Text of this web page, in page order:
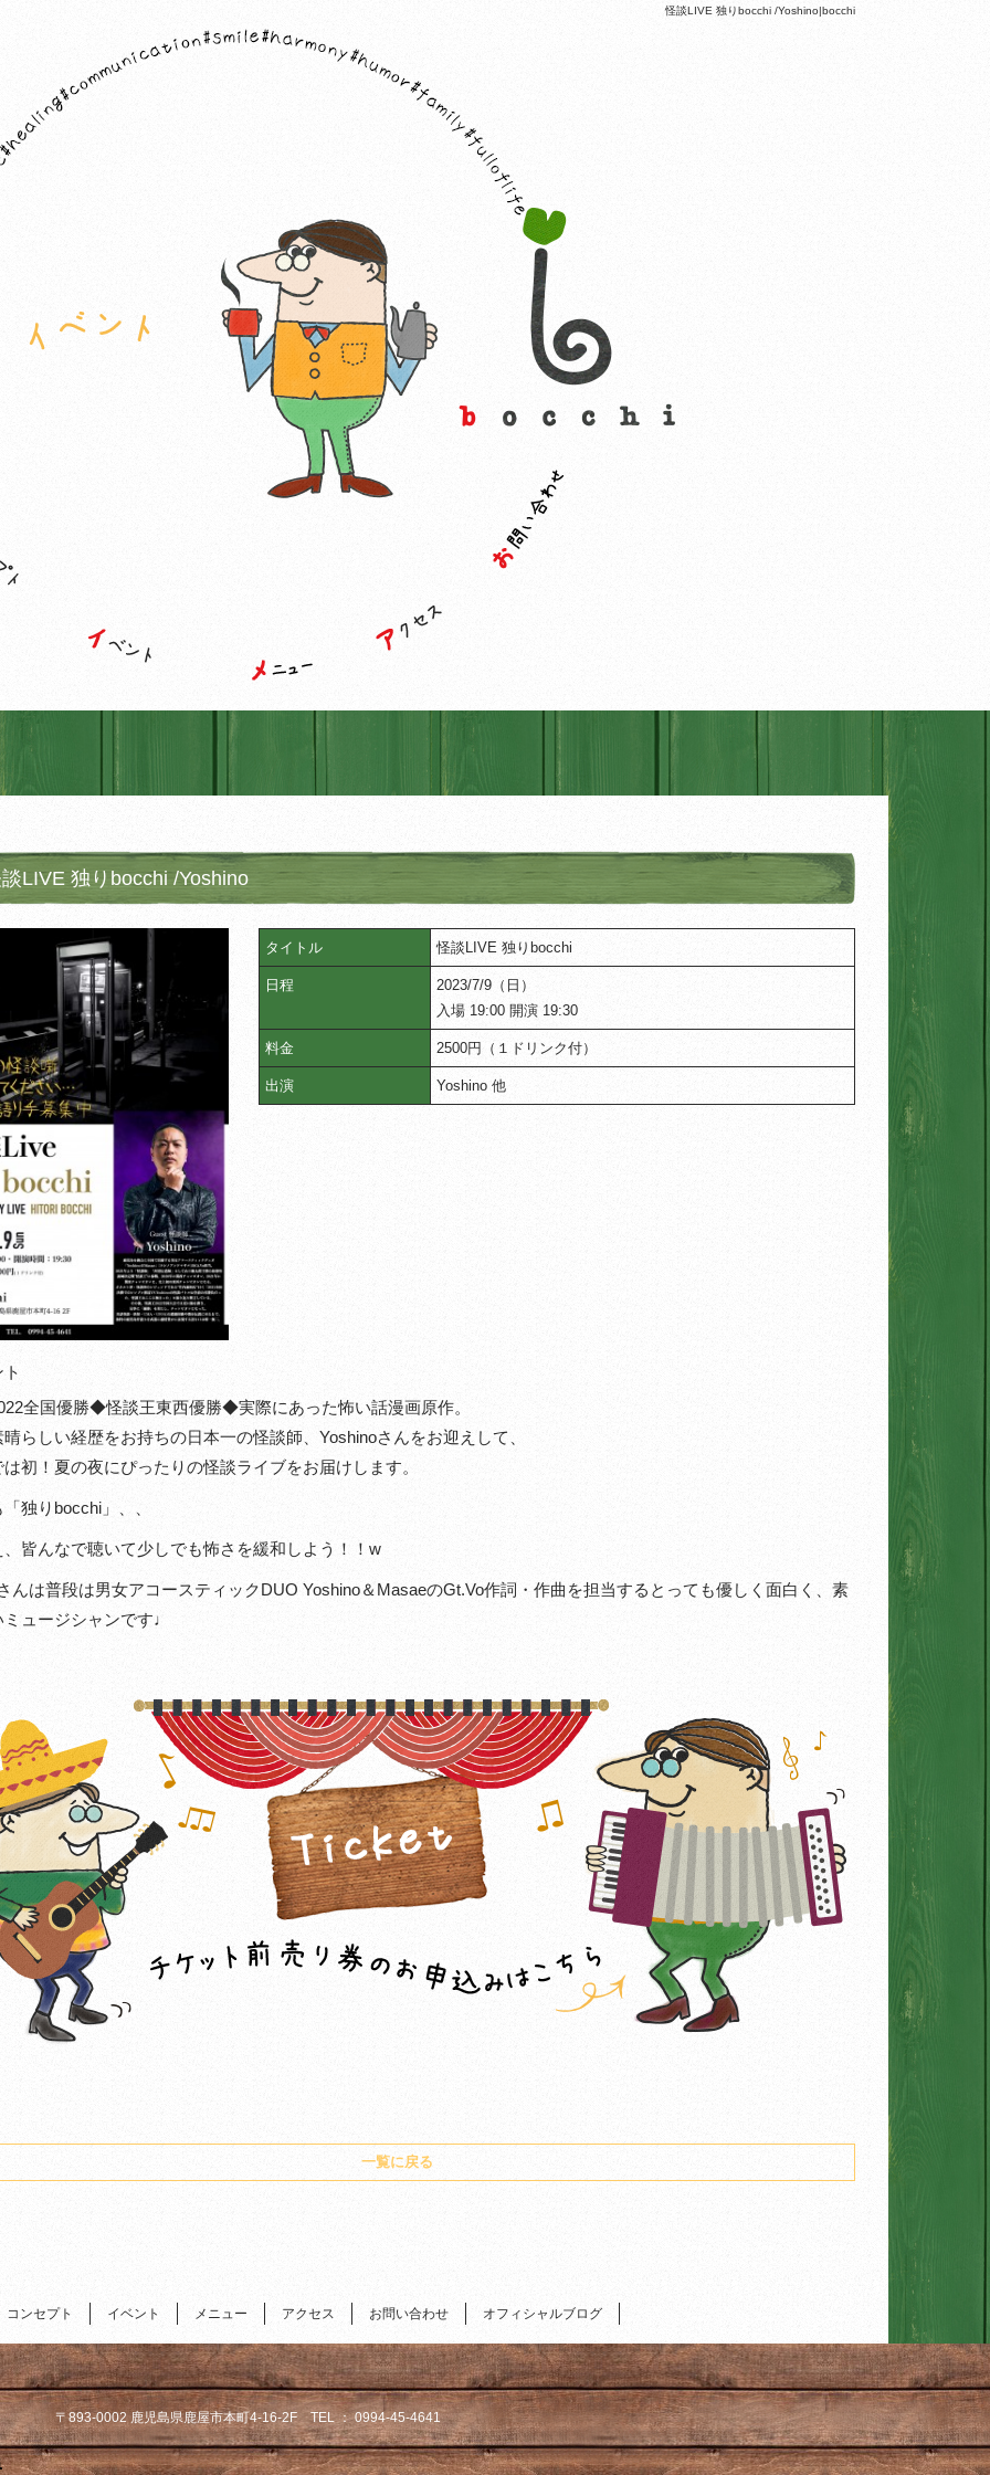
怪談LIVE 独りbocchi /Yoshino|bocchi
LIVE 独りbocchi /Yoshino
タイトル 怪談LIVE 独りbocchi
日程
2023/7/9（日）
入場 19:00 開演 19:30
料金 2500円（１ドリンク付）
出演 Yoshino 他
全国優勝◆怪談王東西優勝◆実際にあった怖い話漫画原作。
らしい経歴をお持ちの日本一の怪談師、Yoshinoさんをお迎えして、
初！夏の夜にぴったりの怪談ライブをお届けします。
独りbocchi」、、
、皆んなで聴いて少しでも怖さを緩和しよう！！w
んは普段は男女アコースティックDUO Yoshino＆MasaeのGt.Vo作詞・作曲を担当するとっても優しく面白く、素
ュージシャンです♩
一覧に戻る
コンセプト イベント メニュー アクセス お問い合わせ オフィシャルブログ
〒893-0002 鹿児島県鹿屋市本町4-16-2F TEL ： 0994-45-4641